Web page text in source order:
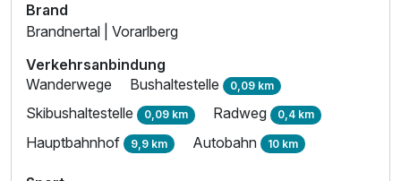
Brand
Brandnertal | Vorarlberg
Verkehrsanbindung
Wanderwege
Bushaltestelle 0,09 km
Skibushaltestelle 0,09 km Radweg 0,4 km
Hauptbahnhof 9,9 km Autobahn 10 km